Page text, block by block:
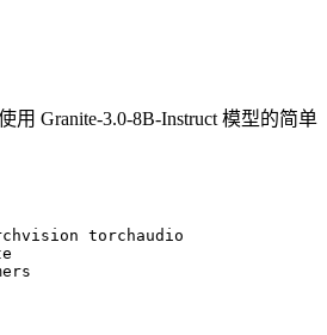
用 Granite-3.0-8B-Instruct 模型的简单
torchaudio